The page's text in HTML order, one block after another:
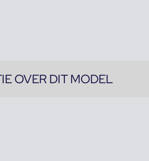
OVER DIT MODEL